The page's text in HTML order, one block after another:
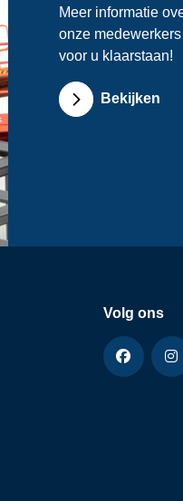
Meer informatie
onze
voor u klaarstaan!
Bekijken
Volg ons